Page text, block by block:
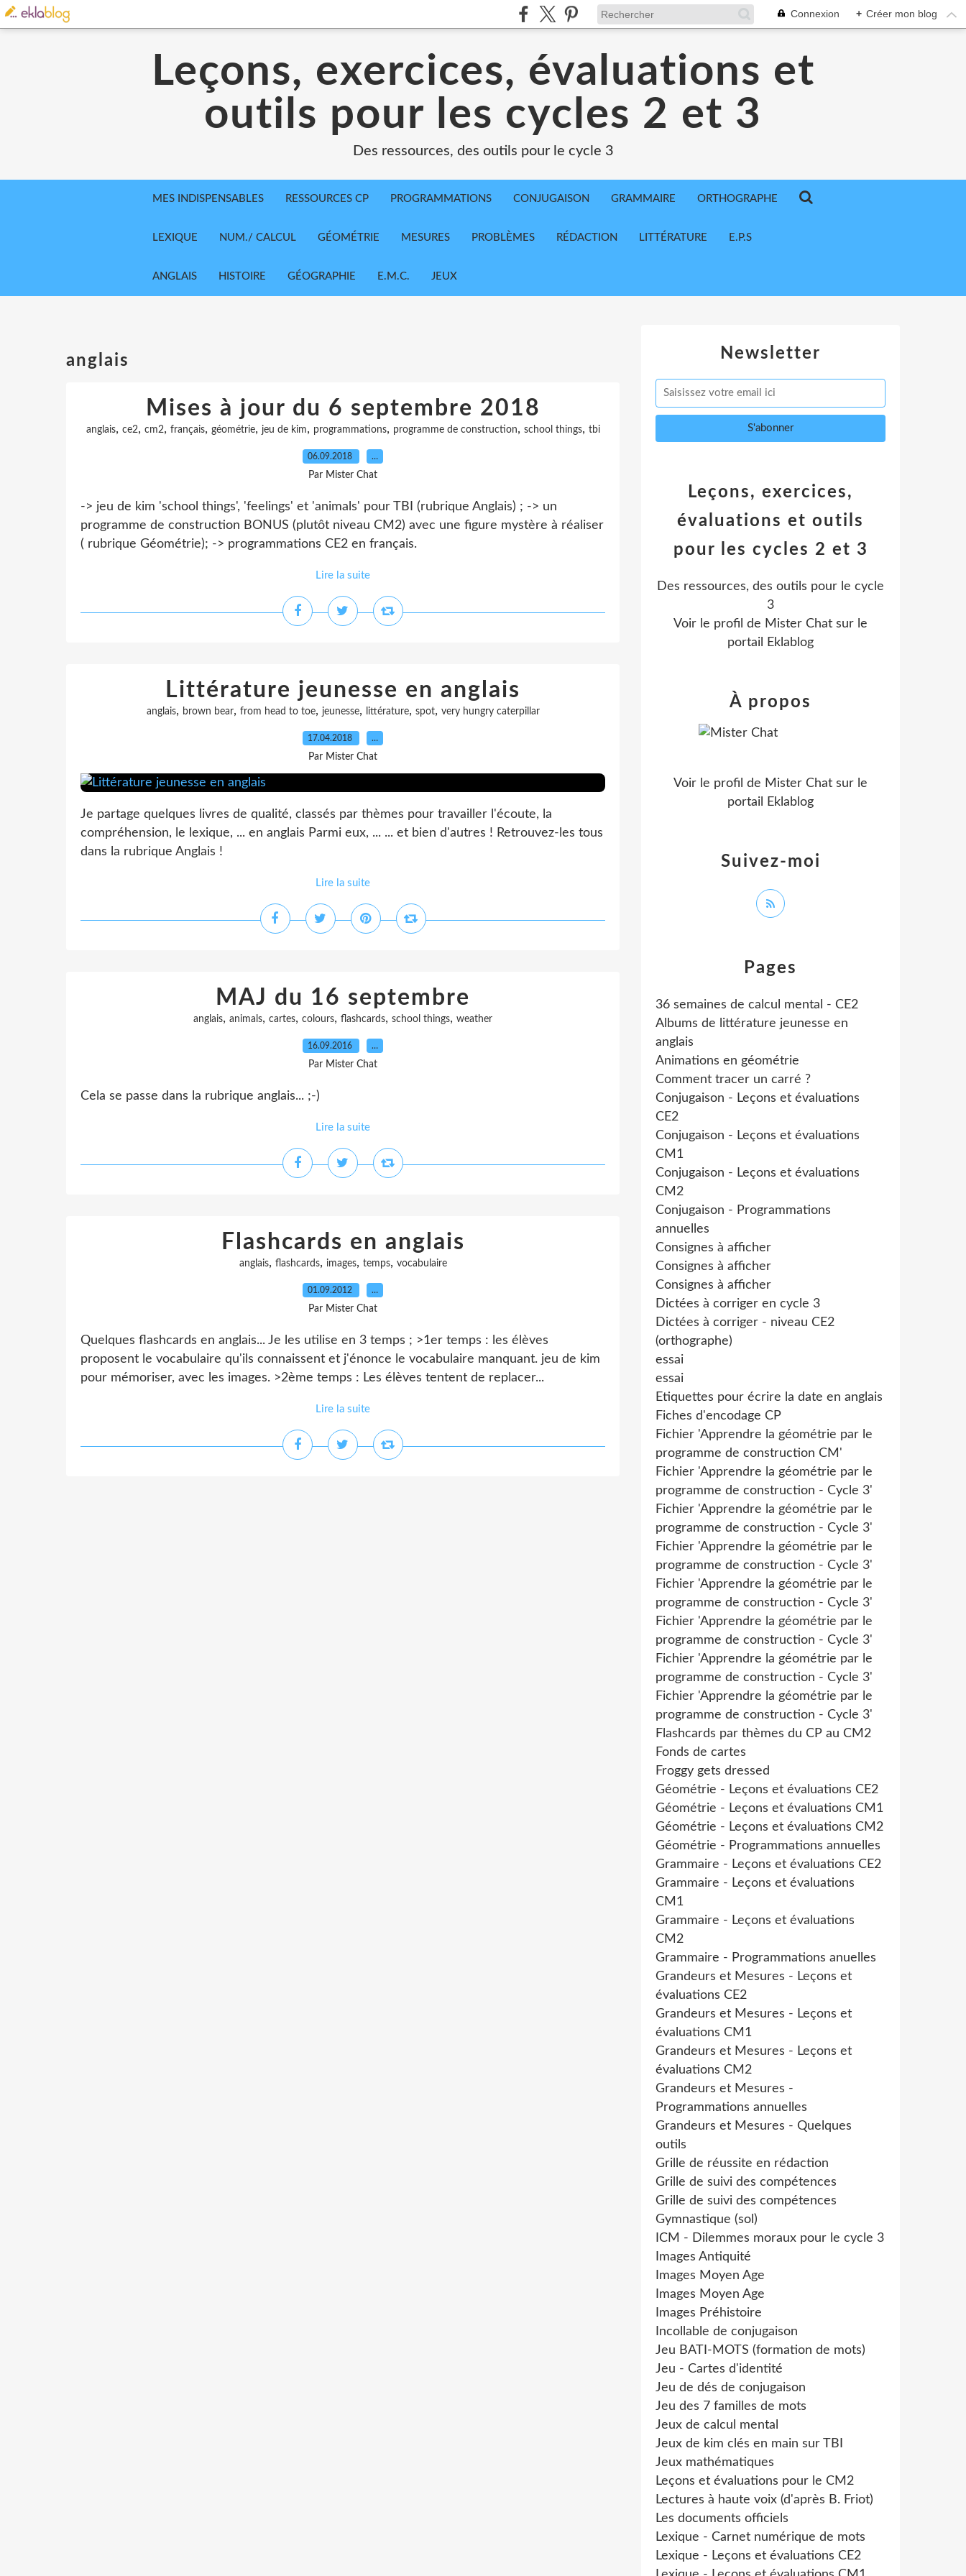
Connexion + Créer mon blog
Leçons, exercices, évaluations et
outils pour les cycles 2 et 3
Des ressources, des outils pour le cycle 3
MES INDISPENSABLES RESSOURCES CP PROGRAMMATIONS CONJUGAISON GRAMMAIRE ORTHOGRAPHE
LEXIQUE NUM./ CALCUL GÉOMÉTRIE MESURES PROBLÈMES RÉDACTION LITTÉRATURE E.P.S
ANGLAIS HISTOIRE GÉOGRAPHIE E.M.C. JEUX
anglais
Mises à jour du 6 septembre 2018
anglais, ce2, cm2, français, géométrie, jeu de kim, programmations, programme de construction, school things, tbi
06.09.2018 …
Par Mister Chat
-> jeu de kim 'school things', 'feelings' et 'animals' pour TBI (rubrique Anglais) ; -> un
programme de construction BONUS (plutôt niveau CM2) avec une figure mystère à réaliser
( rubrique Géométrie); -> programmations CE2 en français.
Lire la suite
Littérature jeunesse en anglais
anglais, brown bear, from head to toe, jeunesse, littérature, spot, very hungry caterpillar
17.04.2018 …
Par Mister Chat
Je partage quelques livres de qualité, classés par thèmes pour travailler l'écoute, la
compréhension, le lexique, ... en anglais Parmi eux, ... ... et bien d'autres ! Retrouvez-les tous
dans la rubrique Anglais !
Lire la suite
MAJ du 16 septembre
anglais, animals, cartes, colours, flashcards, school things, weather
16.09.2016 …
Par Mister Chat
Cela se passe dans la rubrique anglais... ;-)
Lire la suite
Flashcards en anglais
anglais, flashcards, images, temps, vocabulaire
01.09.2012 …
Par Mister Chat
Quelques flashcards en anglais... Je les utilise en 3 temps ; >1er temps : les élèves
proposent le vocabulaire qu'ils connaissent et j'énonce le vocabulaire manquant. jeu de kim
pour mémoriser, avec les images. >2ème temps : Les élèves tentent de replacer...
Lire la suite
Newsletter
Pages
36 semaines de calcul mental - CE2
Albums de littérature jeunesse en
anglais
Animations en géométrie
Comment tracer un carré ?
Conjugaison - Leçons et évaluations
CE2
Conjugaison - Leçons et évaluations
CM1
Conjugaison - Leçons et évaluations
CM2
Conjugaison - Programmations
annuelles
Consignes à afficher
Consignes à afficher
Consignes à afficher
Dictées à corriger en cycle 3
Dictées à corriger - niveau CE2
(orthographe)
essai
essai
Etiquettes pour écrire la date en anglais
Fiches d'encodage CP
Fichier 'Apprendre la géométrie par le
programme de construction CM'
Fichier 'Apprendre la géométrie par le
programme de construction - Cycle 3'
Fichier 'Apprendre la géométrie par le
programme de construction - Cycle 3'
Fichier 'Apprendre la géométrie par le
programme de construction - Cycle 3'
Fichier 'Apprendre la géométrie par le
programme de construction - Cycle 3'
Fichier 'Apprendre la géométrie par le
programme de construction - Cycle 3'
Fichier 'Apprendre la géométrie par le
programme de construction - Cycle 3'
Fichier 'Apprendre la géométrie par le
programme de construction - Cycle 3'
Flashcards par thèmes du CP au CM2
Fonds de cartes
Froggy gets dressed
Géométrie - Leçons et évaluations CE2
Géométrie - Leçons et évaluations CM1
Géométrie - Leçons et évaluations CM2
Géométrie - Programmations annuelles
Grammaire - Leçons et évaluations CE2
Grammaire - Leçons et évaluations
CM1
Grammaire - Leçons et évaluations
CM2
Grammaire - Programmations anuelles
Grandeurs et Mesures - Leçons et
évaluations CE2
Grandeurs et Mesures - Leçons et
évaluations CM1
Grandeurs et Mesures - Leçons et
évaluations CM2
Grandeurs et Mesures -
Programmations annuelles
Grandeurs et Mesures - Quelques
outils
Grille de réussite en rédaction
Grille de suivi des compétences
Grille de suivi des compétences
Gymnastique (sol)
ICM - Dilemmes moraux pour le cycle 3
Images Antiquité
Images Moyen Age
Images Moyen Age
Images Préhistoire
Incollable de conjugaison
Jeu BATI-MOTS (formation de mots)
Jeu - Cartes d'identité
Jeu de dés de conjugaison
Jeu des 7 familles de mots
Jeux de calcul mental
Jeux de kim clés en main sur TBI
Jeux mathématiques
Leçons et évaluations pour le CM2
Lectures à haute voix (d'après B. Friot)
Les documents officiels
Lexique - Carnet numérique de mots
Lexique - Leçons et évaluations CE2
Leçons, exercices,
évaluations et outils
pour les cycles 2 et 3
Des ressources, des outils pour le cycle
3
Voir le profil de Mister Chat sur le
portail Eklablog
Suivez-moi
À propos
Voir le profil de Mister Chat sur le
portail Eklablog